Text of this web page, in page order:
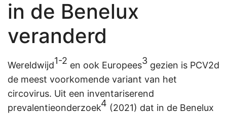
in de Benelux
veranderd
Wereldwijd1-2 en ook Europees3 gezien is PCV2d
de meest voorkomende variant van het
circovirus. Uit een inventariserend
prevalentieonderzoek4 (2021) dat in de Benelux